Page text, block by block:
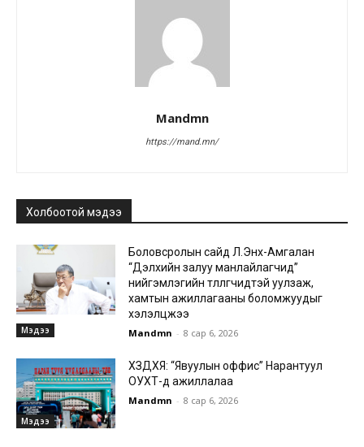
Mandmn
https://mand.mn/
Холбоотой мэдээ
Мэдээ
Боловсролын сайд Л.Энх-Амгалан
“Дэлхийн залуу манлайлагчид”
нийгэмлэгийн төлөөлөгчидтэй уулзаж,
хамтын ажиллагааны боломжуудыг
хэлэлцжээ
Mandmn - 8 сар 6, 2026
Мэдээ
ХЗДХЯ: “Явуулын оффис” Нарантуул
ОУХТ-д ажиллалаа
Mandmn - 8 сар 6, 2026